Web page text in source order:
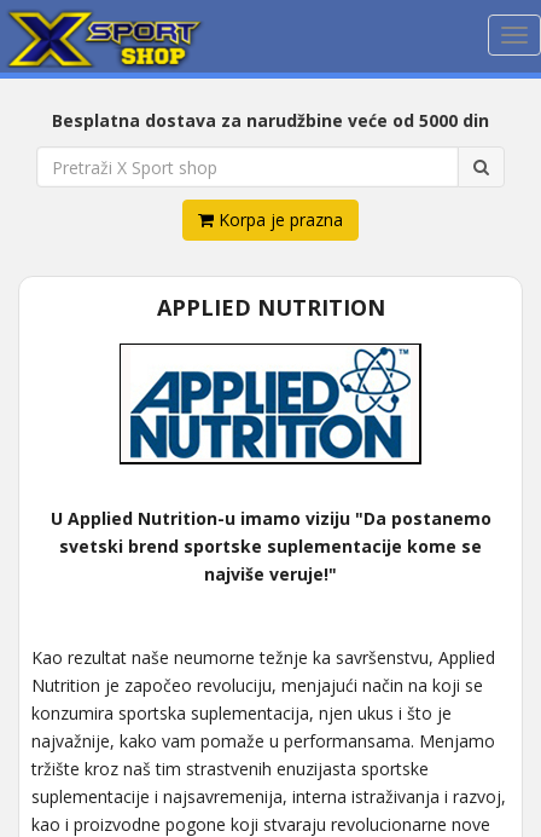
Besplatna dostava za narudžbine veće od 5000 din
Korpa je prazna
APPLIED NUTRITION
U Applied Nutrition-u imamo viziju "Da postanemo
svetski brend sportske suplementacije kome se
najviše veruje!"
Kao rezultat naše neumorne težnje ka savršenstvu, Applied
Nutrition je započeo revoluciju, menjajući način na koji se
konzumira sportska suplementacija, njen ukus i što je
najvažnije, kako vam pomaže u performansama. Menjamo
tržište kroz naš tim strastvenih enuzijasta sportske
suplementacije i najsavremenija, interna istraživanja i razvoj,
kao i proizvodne pogone koji stvaraju revolucionarne nove